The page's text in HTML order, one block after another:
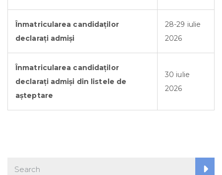
Înmatricularea candidaţilor
declaraţi admişi
28-29 iulie
2026
Înmatricularea candidaţilor
declaraţi admişi din listele de
așteptare
30 iulie
2026